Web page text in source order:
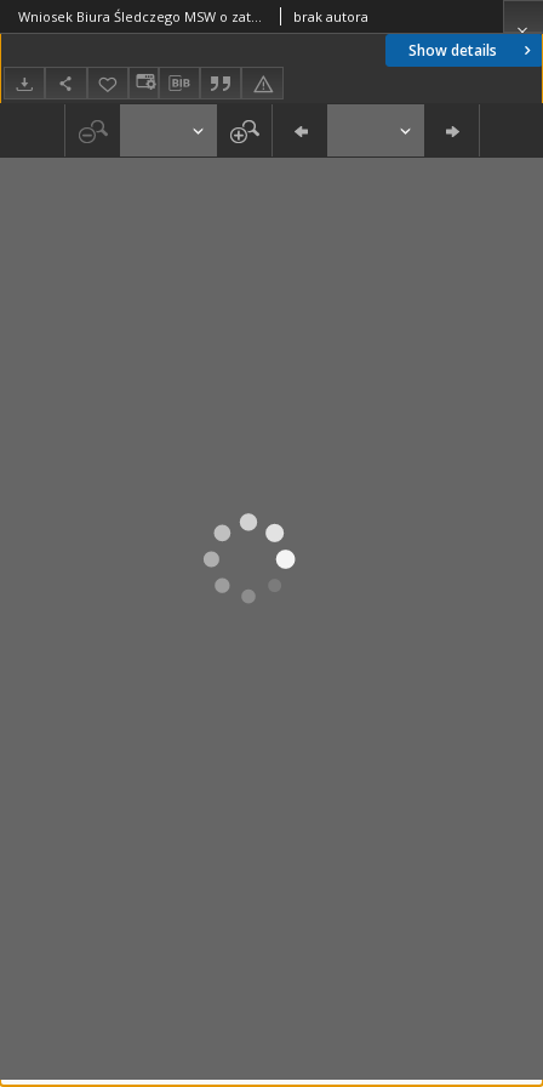
Show details
Wniosek Biura Śledczego MSW o zatwierdzenie przeszukania Jacka Kuronia oraz zatrzymania przedmiotów znalezionych 19 marca 1980 oraz Postanowienie Prokuratury Wojewódzkiej w sprawie wniosku Biura Śledczego z 20 marca 1980 [nazwa red.] brak autora